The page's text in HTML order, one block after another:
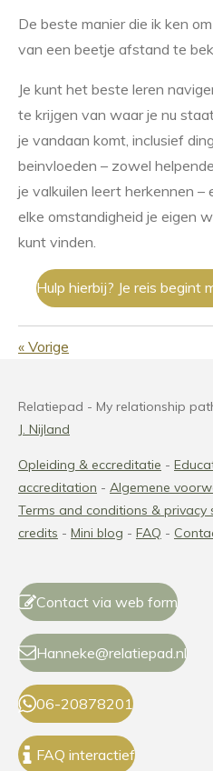
De beste manier die ik ken
van een beetje afstand te
Je kunt het beste leren
te krijgen van waar je nu
je vandaan komt, inclusief
beinvloeden – zowel
je valkuilen leert herkennen –
elke omstandigheid je eigen
kunt vinden.
Hulp hierbij? Je reis begint
« Vorige
Relatiepad - My relationship
J. Nijland
Opleiding & eccreditatie -
accreditation - Algemene
Terms and conditions & privacy
credits - Mini blog - FAQ -
Contact via web form
Hanneke@relatiepad.nl
06-20878201
FAQ interactief